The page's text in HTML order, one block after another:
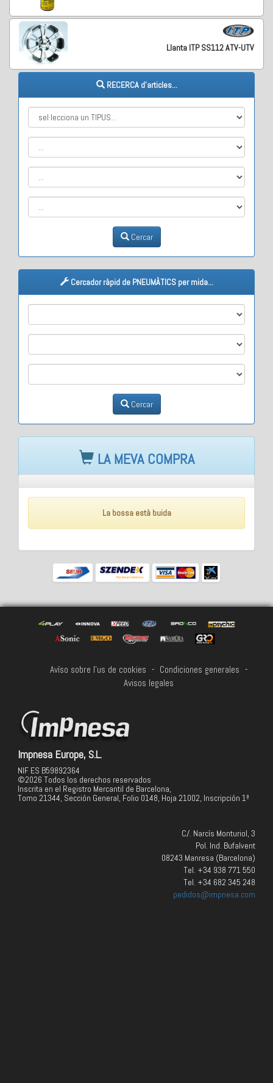
Llanta ITP SS112 ATV-UTV
RECERCA d'articles...
Cercar
Cercador ràpid de PNEUMÀTICS per mida...
Cercar
LA MEVA COMPRA
La bossa està buida
Avíso sobre l'us de cookies - Condiciones generales -
Avisos legales
Impnesa Europe, S.L.
NIF ES B59892364
©2026 Todos los derechos reservados
Inscrita en el Registro Mercantil de Barcelona,
Tomo 21344, Sección General, Folio 0148, Hoja 21002, Inscripción 1ª
C/. Narcís Monturiol, 3
Pol. Ind. Bufalvent
08243 Manresa (Barcelona)
Tel. +34 938 771 550
Tel. +34 682 345 248
pedidos@impnesa.com